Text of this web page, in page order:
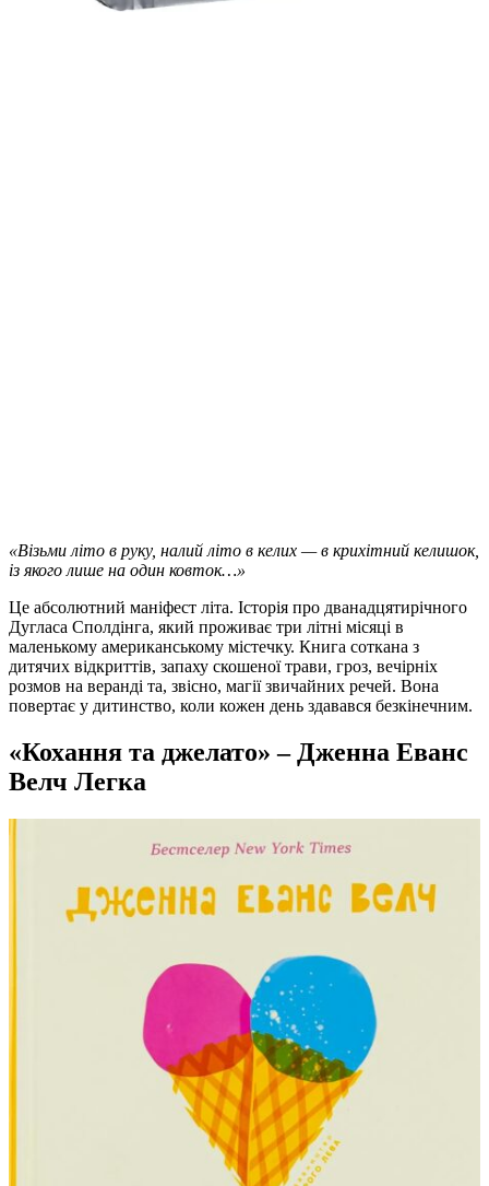
«Візьми літо в руку, налий літо в келих — в крихітний келишок,
із якого лише на один ковток…»
Це абсолютний маніфест літа. Історія про дванадцятирічного
Дугласа Сполдінга, який проживає три літні місяці в
маленькому американському містечку. Книга соткана з
дитячих відкриттів, запаху скошеної трави, гроз, вечірніх
розмов на веранді та, звісно, магії звичайних речей. Вона
повертає у дитинство, коли кожен день здавався безкінечним.
«Кохання та джелато» – Дженна Еванс
Велч Легка